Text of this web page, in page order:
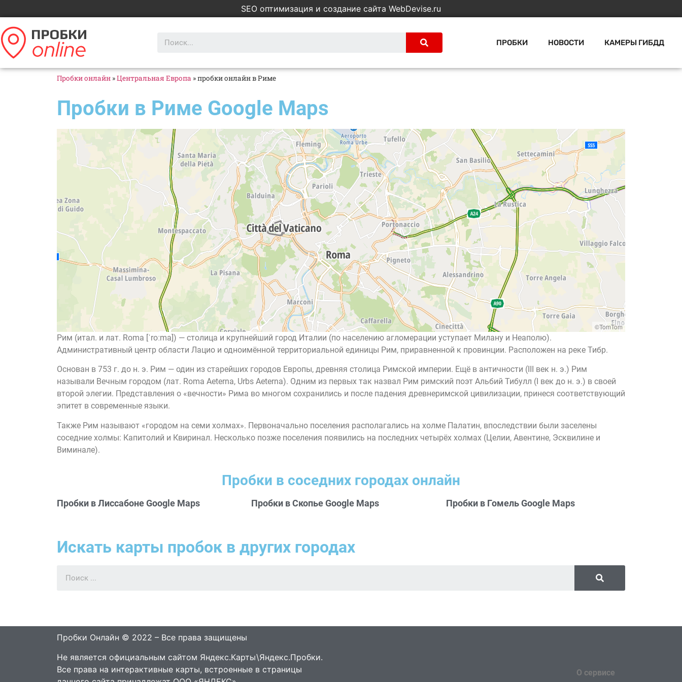
SEO оптимизация и создание сайта WebDevise.ru
ПРОБКИ НОВОСТИ КАМЕРЫ ГИБДД
Пробки онлайн »Центральная Европа »пробки онлайн в Риме
Пробки в Риме Google Maps
©TomTom
Рим (итал. и лат. Roma [ˈroːma]) — столица и крупнейший город Италии (по населению агломерации уступает Милану и Неаполю).
Административный центр области Лацио и одноимённой территориальной единицы Рим, приравненной к провинции. Расположен на реке Тибр.
Основан в 753 г. до н. э. Рим — один из старейших городов Европы, древняя столица Римской империи. Ещё в античности (III век н. э.) Рим
называли Вечным городом (лат. Roma Aeterna, Urbs Aeterna). Одним из первых так назвал Рим римский поэт Альбий Тибулл (I век до н. э.) в своей
второй элегии. Представления о «вечности» Рима во многом сохранились и после падения древнеримской цивилизации, принеся соответствующий
эпитет в современные языки.
Также Рим называют «городом на семи холмах». Первоначально поселения располагались на холме Палатин, впоследствии были заселены
соседние холмы: Капитолий и Квиринал. Несколько позже поселения появились на последних четырёх холмах (Целии, Авентине, Эсквилине и
Виминале).
Пробки в соседних городах онлайн
Пробки в Лиссабоне Google Maps Пробки в Скопье Google Maps Пробки в Гомель Google Maps
Искать карты пробок в других городах
Пробки Онлайн © 2022 – Все права защищены
Не является официальным сайтом Яндекс.Карты\Яндекс.Пробки.
Все права на интерактивные карты, встроенные в страницы
О сервисе